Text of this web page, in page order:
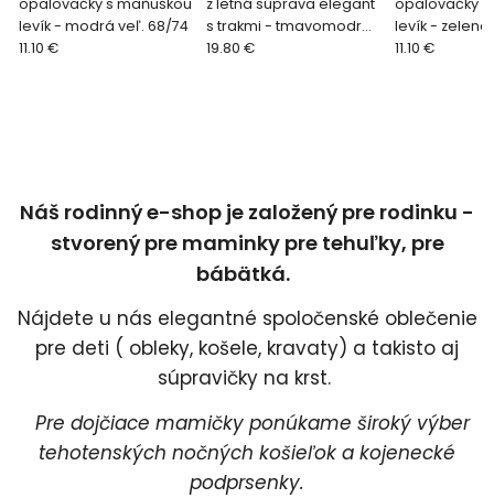
opalovačky s maňuškou
levík - modrá veľ. 68/74
11.10 €
z letná súprava elegant
s trakmi - tmavomodrá
3 veľ. na 1 rok
19.80 €
opalovačky s
levík - zelená
11.10 €
Náš rodinný e-shop je založený pre rodinku -
stvorený pre maminky pre tehuľky, pre
bábätká.
Nájdete u nás elegantné spoločenské oblečenie
pre deti ( obleky, košele, kravaty) a takisto aj
súpravičky na krst.
Pre dojčiace mamičky ponúkame široký výber
tehotenských nočných košieľok a kojenecké
podprsenky.